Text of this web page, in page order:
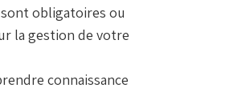
obligatoires ou
la gestion de votre
connaissance